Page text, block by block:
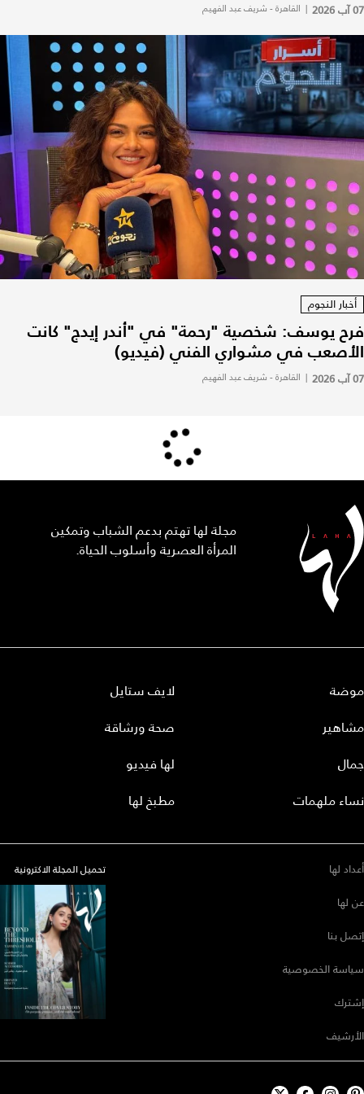
07 آب 2026 | القاهرة - شريف عبد الفهيم
أخبار النجوم
فرح يوسف: شخصية "رحمة" في "أندر إيدج" كانت
الأصعب في مشواري الفني (فيديو)
07 آب 2026 | القاهرة - شريف عبد الفهيم
مجلة لها تهتم بدعم الشباب وتمكين
المرأة العصرية وأسلوب الحياة.
موضة
مشاهير
جمال
نساء ملهمات
لايف ستايل
صحة ورشاقة
لها فيديو
مطبخ لها
أعداد لها
عن لها
إتصل بنا
سياسة الخصوصية
إشترك
الأرشيف
تحميل المجلة الاكترونية